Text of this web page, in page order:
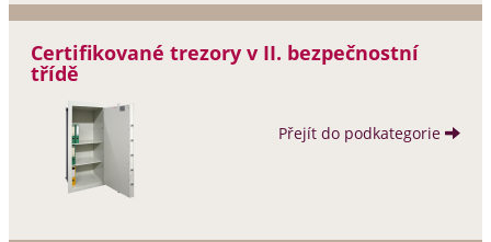
Certifikované trezory v II. bezpečnostní
třídě
Přejít do podkategorie